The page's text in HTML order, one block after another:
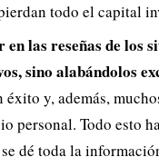
todo el capital
en las reseñas de los
sino alabándolos
éxito y, además,
personal. Todo esto
dé toda la